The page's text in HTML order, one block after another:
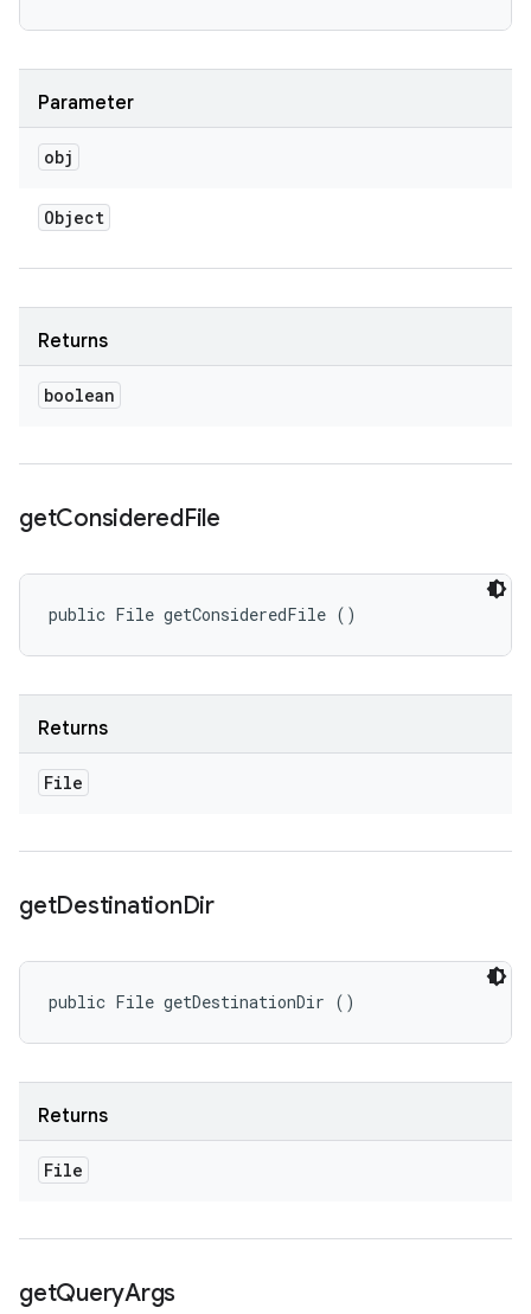
Parameter
obj
Object
Returns
boolean
getConsideredFile
public File getConsideredFile ()
Returns
File
getDestinationDir
public File getDestinationDir ()
Returns
File
getQueryArgs